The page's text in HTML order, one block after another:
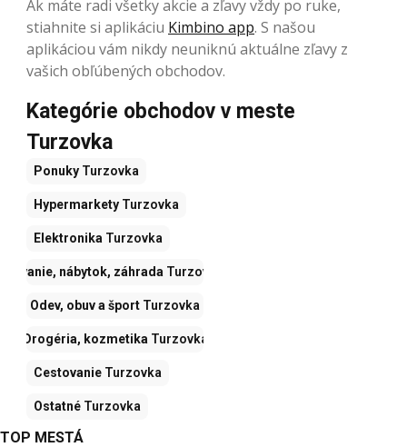
Ak máte radi všetky akcie a zľavy vždy po ruke,
stiahnite si aplikáciu Kimbino app. S našou
aplikáciou vám nikdy neuniknú aktuálne zľavy z
vašich obľúbených obchodov.
Kategórie obchodov v meste
Turzovka
Ponuky Turzovka
Hypermarkety Turzovka
Elektronika Turzovka
Bývanie, nábytok, záhrada Turzovka
Odev, obuv a šport Turzovka
Drogéria, kozmetika Turzovka
Cestovanie Turzovka
Ostatné Turzovka
TOP MESTÁ